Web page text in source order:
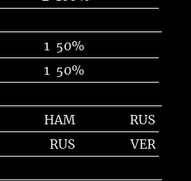
1 50%
1 50%
HAM
RUS
RUS VER